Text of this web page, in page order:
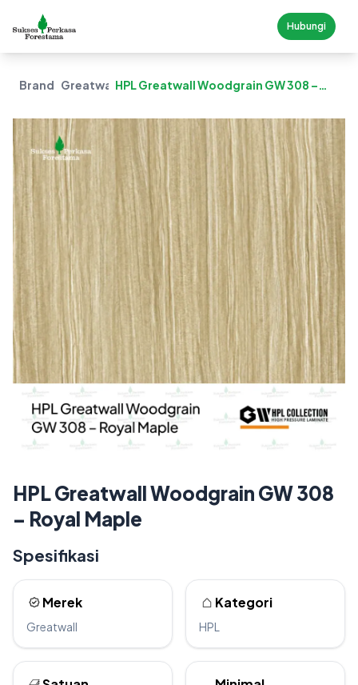
Hubungi
Brand GreatwallHPL Greatwall Woodgrain GW 308 –
HPL Greatwall Woodgrain GW 308
– Royal Maple
Spesifikasi
Merek
Greatwall
Kategori
HPL